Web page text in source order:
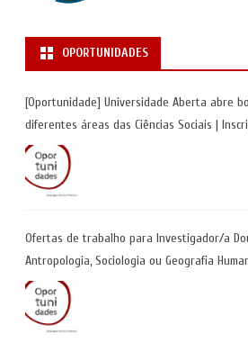
OPORTUNIDADES
[Oportunidade] Universidade Aberta abre
diferentes áreas das Ciências Sociais |
Ofertas de trabalho para Investigador/a
Antropologia, Sociologia ou Geografia
Coimbra | Candidaturas até 29 de maio 2026